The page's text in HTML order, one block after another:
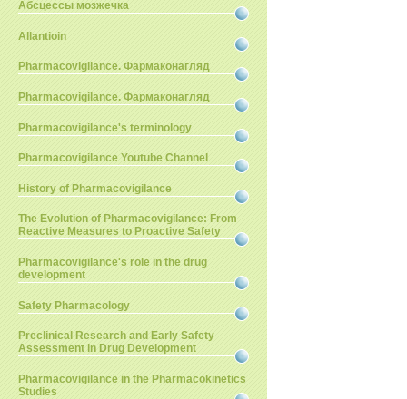
Абсцессы мозжечка
Allantioin
Pharmacovigilance. Фармаконагляд
Pharmacovigilance. Фармаконагляд
Pharmacovigilance's terminology
Pharmacovigilance Youtube Channel
History of Pharmacovigilance
The Evolution of Pharmacovigilance: From
Reactive Measures to Proactive Safety
Pharmacovigilance's role in the drug
development
Safety Pharmacology
Preclinical Research and Early Safety
Assessment in Drug Development
Pharmacovigilance in the Pharmacokinetics
Studies